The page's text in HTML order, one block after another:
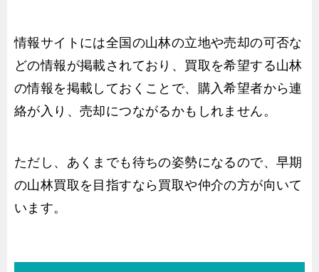
情報サイトには全国の山林の立地や売却の可否な
どの情報が掲載されており、買取を希望する山林
の情報を掲載しておくことで、購入希望者から連
絡が入り、売却につながるかもしれません。
ただし、あくまでも待ちの姿勢になるので、早期
の山林買取を目指すなら買取や仲介の方が向いて
います。